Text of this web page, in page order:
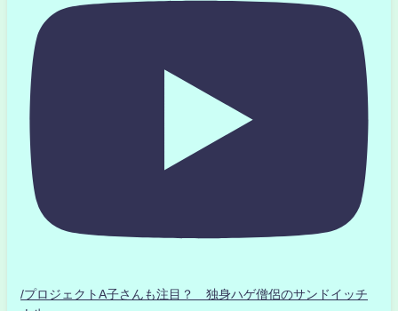
/プロジェクトA子さんも注目？ 独身ハゲ僧侶のサンドイッチ